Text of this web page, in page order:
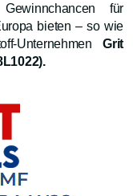
für
bieten – so wie
UnternehmenGrit